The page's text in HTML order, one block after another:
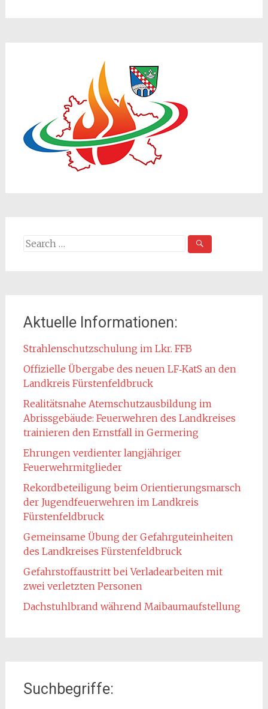
Search
Aktuelle Informationen:
Strahlenschutzschulung im Lkr. FFB
Offizielle Übergabe des neuen LF‑KatS an den
Landkreis Fürstenfeldbruck
Realitätsnahe Atemschutzausbildung im
Abrissgebäude: Feuerwehren des Landkreises
trainieren den Ernstfall in Germering
Ehrungen verdienter langjähriger
Feuerwehrmitglieder
Rekordbeteiligung beim Orientierungsmarsch
der Jugendfeuerwehren im Landkreis
Fürstenfeldbruck
Gemeinsame Übung der Gefahrguteinheiten
des Landkreises Fürstenfeldbruck
Gefahrstoffaustritt bei Verladearbeiten mit
zwei verletzten Personen
Dachstuhlbrand während Maibaumaufstellung
Suchbegriffe: